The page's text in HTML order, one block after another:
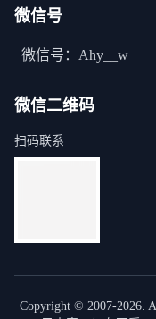
微信号
微信号：Ahy__w
微信二维码
扫码联系
Copyright © 2007-2026.